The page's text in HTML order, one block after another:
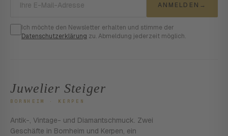
ANMELDEN →
Ich möchte den Newsletter erhalten und stimme der
Datenschutzerklärung zu. Abmeldung jederzeit möglich.
Juwelier Steiger
BORNHEIM · KERPEN
Antik-, Vintage- und Diamantschmuck. Zwei
Geschäfte in Bornheim und Kerpen, ein